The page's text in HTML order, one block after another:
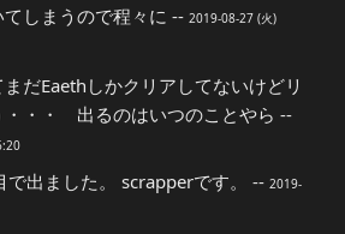
しまうので程々に -- 2019-08-27 (火)
だEaethしかクリアしてないけどリ
・・・ 出るのはいつのことやら --
で出ました。 scrapperです。 -- 2019-